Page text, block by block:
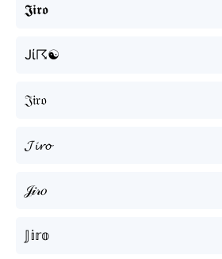
𝕵𝖎𝖗𝖔
Jί☈☯
𝔍𝔦𝔯𝔬
𝓙𝓲𝓻𝓸
𝒥𝒾𝓇𝑜
𝕁𝕚𝕣𝕠